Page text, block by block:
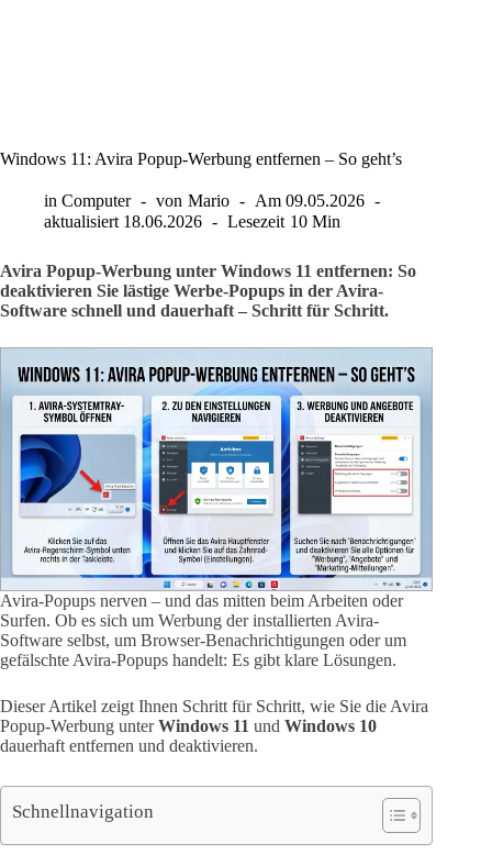
Windows 11: Avira Popup-Werbung entfernen – So geht’s
in Computer von Mario Am 09.05.2026
aktualisiert 18.06.2026 Lesezeit 10 Min
Avira Popup-Werbung unter Windows 11 entfernen: So
deaktivieren Sie lästige Werbe-Popups in der Avira-
Software schnell und dauerhaft – Schritt für Schritt.
Avira-Popups nerven – und das mitten beim Arbeiten oder
Surfen. Ob es sich um Werbung der installierten Avira-
Software selbst, um Browser-Benachrichtigungen oder um
gefälschte Avira-Popups handelt: Es gibt klare Lösungen.
Dieser Artikel zeigt Ihnen Schritt für Schritt, wie Sie die Avira
Popup-Werbung unterWindows 11 und Windows 10
dauerhaft entfernen und deaktivieren.
Schnellnavigation